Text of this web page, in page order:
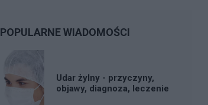
POPULARNE WIADOMOŚCI
Udar żylny - przyczyny,
objawy, diagnoza, leczenie